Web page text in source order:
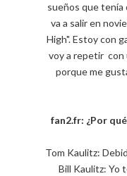
sueños que tenía
va a salir en
High". Estoy con
voy a repetir con
porque me
fan2.fr: ¿Por
Tom Kaulitz:
Bill Kaulitz: Yo